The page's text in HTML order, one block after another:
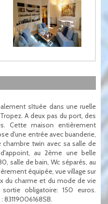
sItuée dans une ruelle
A deux pas du port, des
Cette maison entièrement
d'une entrée avec buanderie,
chambre twin avec sa salle de
au 2ème une belle
salle de bain, Wc séparés, au
équipée, vue village sur
du charme et du mode de vie
obligatoire: 150 euros.